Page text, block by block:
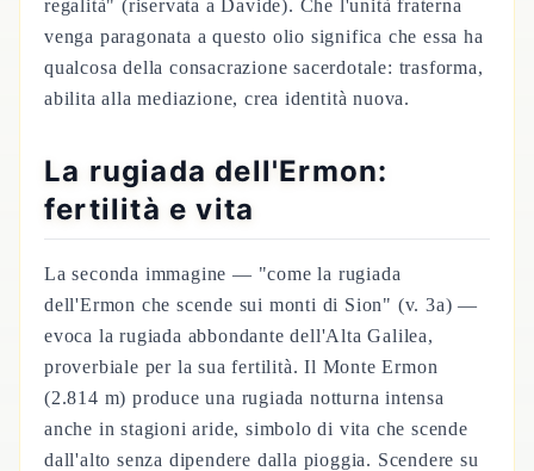
regalità" (riservata a Davide). Che l'unità fraterna
venga paragonata a questo olio significa che essa ha
qualcosa della consacrazione sacerdotale: trasforma,
abilita alla mediazione, crea identità nuova.
La rugiada dell'Ermon:
fertilità e vita
La seconda immagine — "come la rugiada
dell'Ermon che scende sui monti di Sion" (v. 3a) —
evoca la rugiada abbondante dell'Alta Galilea,
proverbiale per la sua fertilità. Il Monte Ermon
(2.814 m) produce una rugiada notturna intensa
anche in stagioni aride, simbolo di vita che scende
dall'alto senza dipendere dalla pioggia. Scendere su